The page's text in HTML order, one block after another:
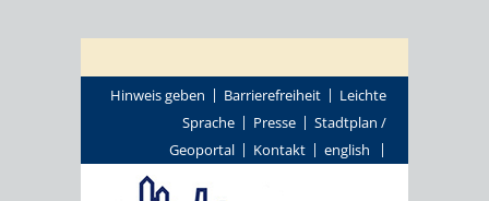
Hinweis geben Barrierefreiheit
Leichte
Sprache
Presse
Stadtplan /
Geoportal
Kontakt english